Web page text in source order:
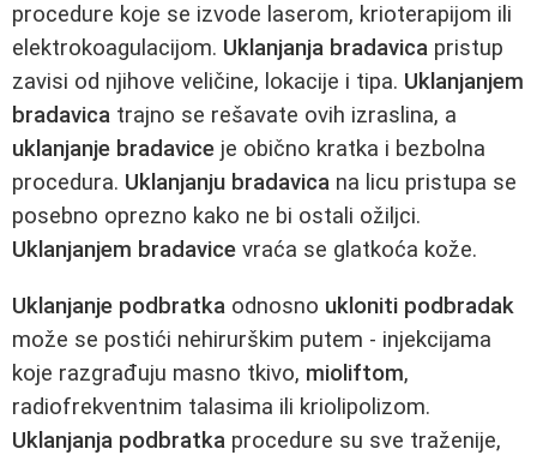
procedure koje se izvode laserom, krioterapijom ili
elektrokoagulacijom. Uklanjanja bradavica pristup
zavisi od njihove veličine, lokacije i tipa. Uklanjanjem
bradavica trajno se rešavate ovih izraslina, a
uklanjanje bradavice je obično kratka i bezbolna
procedura. Uklanjanju bradavica na licu pristupa se
posebno oprezno kako ne bi ostali ožiljci.
Uklanjanjem bradavice vraća se glatkoća kože.
Uklanjanje podbratka odnosno ukloniti podbradak
može se postići nehirurškim putem - injekcijama
koje razgrađuju masno tkivo, mioliftom,
radiofrekventnim talasima ili kriolipolizom.
Uklanjanja podbratka procedure su sve traženije,